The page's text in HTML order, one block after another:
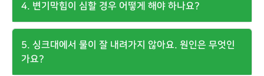
4. 변기막힘이 심할 경우 어떻게 해야 하나요?
5. 싱크대에서 물이 잘 내려가지 않아요. 원인은 무엇인
가요?